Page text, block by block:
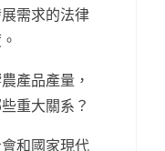
需求的法律
產品產量，
重大關系？
和國家現代